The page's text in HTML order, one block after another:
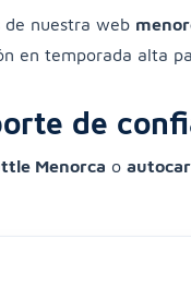
de nuestra web
en temporada alta
de
Menorca o